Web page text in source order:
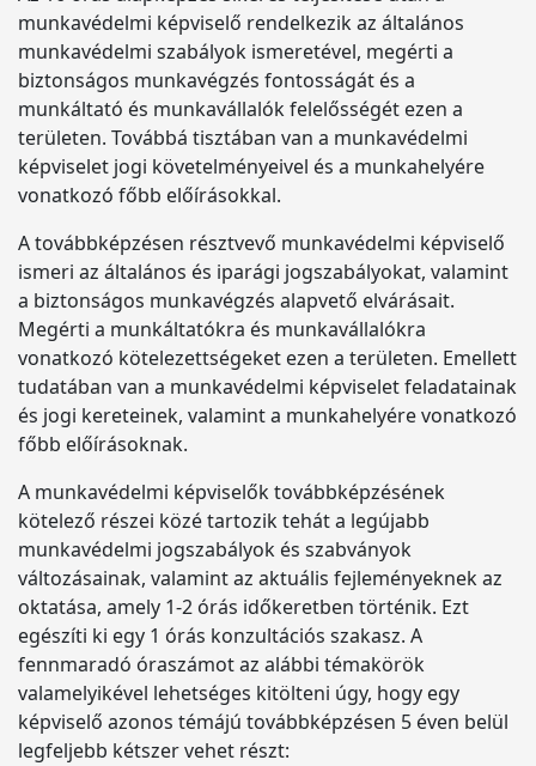
munkavédelmi képviselő rendelkezik az általános
munkavédelmi szabályok ismeretével, megérti a
biztonságos munkavégzés fontosságát és a
munkáltató és munkavállalók felelősségét ezen a
területen. Továbbá tisztában van a munkavédelmi
képviselet jogi követelményeivel és a munkahelyére
vonatkozó főbb előírásokkal.
A továbbképzésen résztvevő munkavédelmi képviselő
ismeri az általános és iparági jogszabályokat, valamint
a biztonságos munkavégzés alapvető elvárásait.
Megérti a munkáltatókra és munkavállalókra
vonatkozó kötelezettségeket ezen a területen. Emellett
tudatában van a munkavédelmi képviselet feladatainak
és jogi kereteinek, valamint a munkahelyére vonatkozó
főbb előírásoknak.
A munkavédelmi képviselők továbbképzésének
kötelező részei közé tartozik tehát a legújabb
munkavédelmi jogszabályok és szabványok
változásainak, valamint az aktuális fejleményeknek az
oktatása, amely 1-2 órás időkeretben történik. Ezt
egészíti ki egy 1 órás konzultációs szakasz. A
fennmaradó óraszámot az alábbi témakörök
valamelyikével lehetséges kitölteni úgy, hogy egy
képviselő azonos témájú továbbképzésen 5 éven belül
legfeljebb kétszer vehet részt: